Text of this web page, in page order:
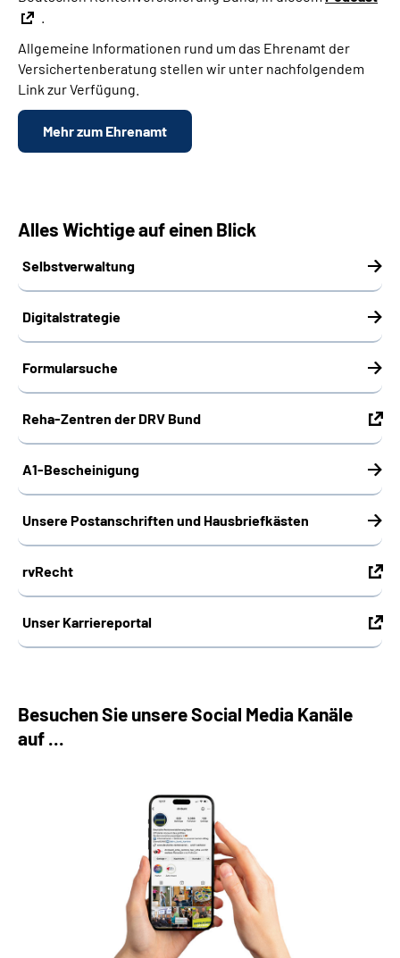
Allgemeine Informationen rund um das Ehrenamt der
Versichertenberatung stellen wir unter nachfolgendem
Link zur Verfügung.
Mehr zum Ehrenamt
Alles Wichtige auf einen Blick
Selbstverwaltung
Digitalstrategie
Formularsuche
Reha-Zentren der DRV Bund
A1-Bescheinigung
Unsere Postanschriften und Hausbriefkästen
rvRecht
Unser Karriereportal
Besuchen Sie unsere Social Media Kanäle
auf ...